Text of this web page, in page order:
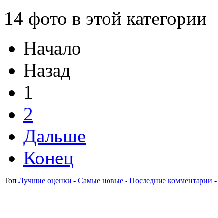
14 фото в этой категории
Начало
Назад
1
2
Дальше
Конец
Топ Лучшие оценки - Самые новые - Последние комментарии -